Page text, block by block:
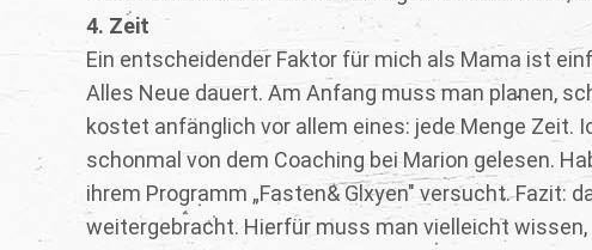
4. Zeit
Ein entscheidender Faktor für mich als Mama ist
Alles Neue dauert. Am Anfang muss man planen,
kostet anfänglich vor allem eines: jede Menge Zeit.
schonmal von dem Coaching bei Marion gelesen.
ihrem Programm „Fasten& Glxyen" versucht. Fazit:
weitergebracht. Hierfür muss man vielleicht